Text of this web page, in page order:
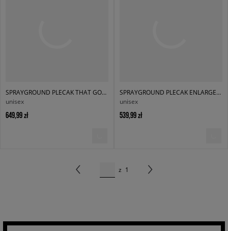
SPRAYGROUND PLECAK THAT GOLD DRAP BACKPACK
unisex
649,99 zł
SPRAYGROUND PLECAK ENLARGED CHECK PARIS BACKPACK
unisex
539,99 zł
z 1